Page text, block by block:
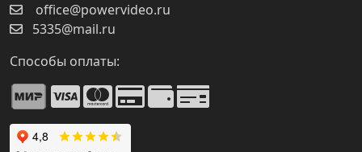
office@powervideo.ru
5335@mail.ru
Способы оплаты: